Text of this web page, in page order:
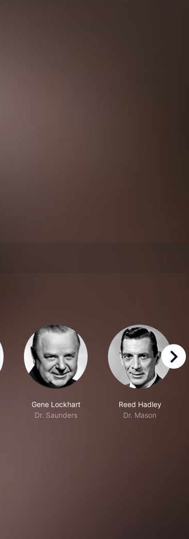
Gene Lockhart
Dr. Saunders
Reed Hadley
Dr. Mason
right